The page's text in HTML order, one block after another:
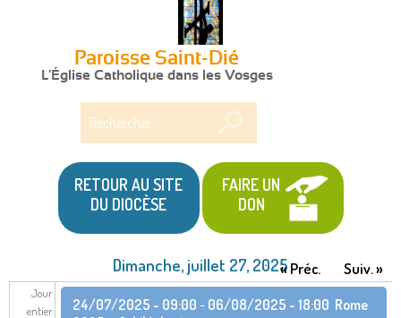
Paroisse Saint-Dié
L'Église Catholique dans les Vosges
RETOUR AU SITE
DU DIOCÈSE
FAIRE UN
DON
Dimanche, juillet 27, 2025« Préc. Suiv. »
Jour
entier
24/07/2025 - 09:00 - 06/08/2025 - 18:00 Rome